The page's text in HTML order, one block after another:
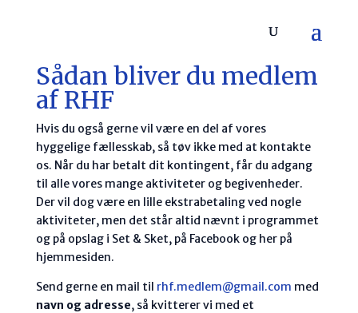
Sådan bliver du medlem
af RHF
Hvis du også gerne vil være en del af vores
hyggelige fællesskab, så tøv ikke med at kontakte
os. Når du har betalt dit kontingent, får du adgang
til alle vores mange aktiviteter og begivenheder.
Der vil dog være en lille ekstrabetaling ved nogle
aktiviteter, men det står altid nævnt i programmet
og på opslag i Set & Sket, på Facebook og her på
hjemmesiden.
Send gerne en mail til rhf.medlem@gmail.com med
navn og adresse, så kvitterer vi med et